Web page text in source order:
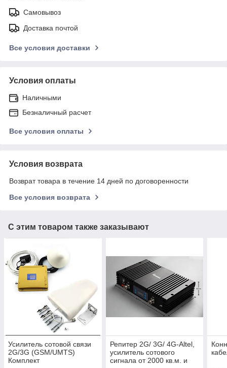
Самовывоз
Доставка почтой
Все условия доставки
Условия оплаты
Наличными
Безналичный расчет
Все условия оплаты
Условия возврата
Возврат товара в течение 14 дней по договоренности
Все условия возврата
С этим товаром также заказывают
Усилитель сотовой связи
2G/3G (GSM/UMTS)
Комплект
Репитер 2G/ 3G/ 4G-Altel,
усилитель сотового
сигнала от 2000 кв.м. и